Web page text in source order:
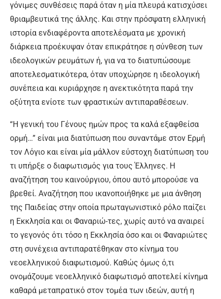
γόνιμες συνθέσεις παρά όταν η μία πλευρά κατισχύσει
θριαμβευτικά της άλλης. Και στην πρόσψατη ελληνική
ιστορία ενδιαφέροντα αποτελέσματα με χρονική
διάρκεια προέκυψαν όταν επικράτησε η σύνθεση των
ιδεολογικών ρευμάτων ή, για να το διατυπώσουμε
αποτελεσματικότερα, όταν υποχώρησε η ιδεολογική
συνέπεια και κυριάρχησε η ανεκτικότητα παρά την
οξύτητα ενίοτε των φραστικών αντιπαραθέσεων.
“Η γενική του Γένους ημών προς τα καλά εξαφθείσα
ορμή…” είναι μια διατύπωση που συναντάμε στον Ερμή
τον Λόγιο και είναι μία μάλλον εύστοχη διατύπωση του
τι υπήρξε ο διαφωτισμός για τους Έλληνες. Η
αναζήτηση του καινούργιου, όπου αυτό μπορούσε να
βρεθεί. Αναζήτηση που ικανοποιήθηκε με μια άνθηση
της Παιδείας στην οποία πρωταγωνιστικό ρόλο παίζει
η Εκκλησία και οι Φαναριώ-τες, χωρίς αυτό να αναιρεί
το γεγονός ότι τόσο η Εκκλησία όσο και οι Φαναριώτες
στη συνέχεια αντιπαρατέθηκαν στο κίνημα του
νεοελληνικού διαφωτισμού. Καθώς όμως ό,τι
ονομάζουμε νεοελληνικό διαφωτισμό αποτελεί κίνημα
καθαρά μεταπρατικό στον τομέα των ιδεών, αυτή η